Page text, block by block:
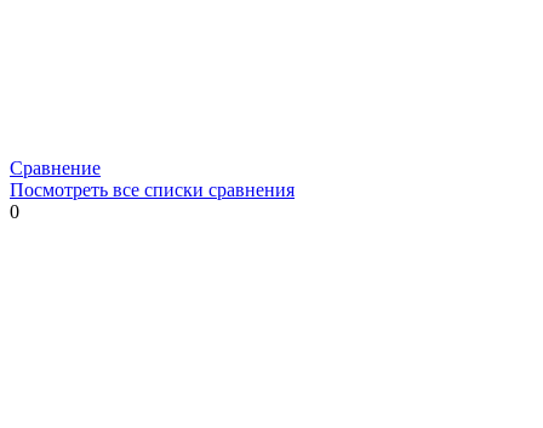
Сравнение
Посмотреть все списки сравнения
0